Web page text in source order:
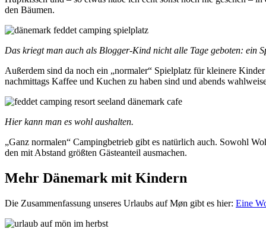
den Bäumen.
Das kriegt man auch als Blogger-Kind nicht alle Tage geboten: ein
Außerdem sind da noch ein „normaler“ Spielplatz für kleinere
nachmittags Kaffee und Kuchen zu haben sind und abends
Hier kann man es wohl aushalten.
„Ganz normalen“ Campingbetrieb gibt es natürlich auch. Sowohl
den mit Abstand größten Gästeanteil ausmachen.
Mehr Dänemark mit Kindern
Die Zusammenfassung unseres Urlaubs auf Møn gibt es hier: Eine